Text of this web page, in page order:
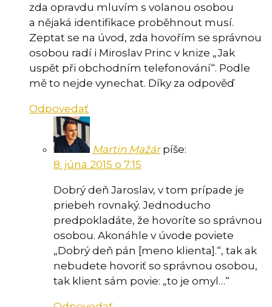
zda opravdu mluvím s volanou osobou
a nějaká identifikace proběhnout musí.
Zeptat se na úvod, zda hovořím se správnou
osobou radí i Miroslav Princ v knize „Jak
uspět při obchodním telefonování“. Podle
mě to nejde vynechat. Díky za odpověď
Odpovedať
Martin Mažár píše:
8. júna 2015 o 7:15
Dobrý deň Jaroslav, v tom prípade je
priebeh rovnaký. Jednoducho
predpokladáte, že hovoríte so správnou
osobou. Akonáhle v úvode poviete
„Dobrý deň pán [meno klienta].“, tak ak
nebudete hovoriť so správnou osobou,
tak klient sám povie: „to je omyl…“